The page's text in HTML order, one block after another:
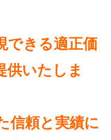
できる適正価
供いたしま
信頼と実績に